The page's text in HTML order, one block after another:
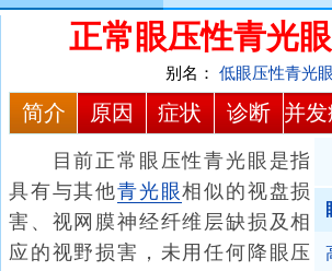
正常眼压性青光眼
别名： 低眼压性青光眼
简介 原因 症状 诊断 并发
目前正常眼压性青光眼是指
具有与其他青光眼相似的视盘损
害、视网膜神经纤维层缺损及相
应的视野损害，未用任何降眼压